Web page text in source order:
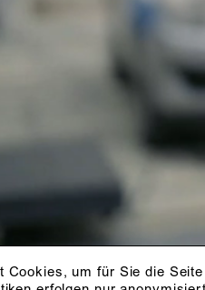
Cookies, um für Sie die
Hedda
2022 als
bei
mit und
tätig.